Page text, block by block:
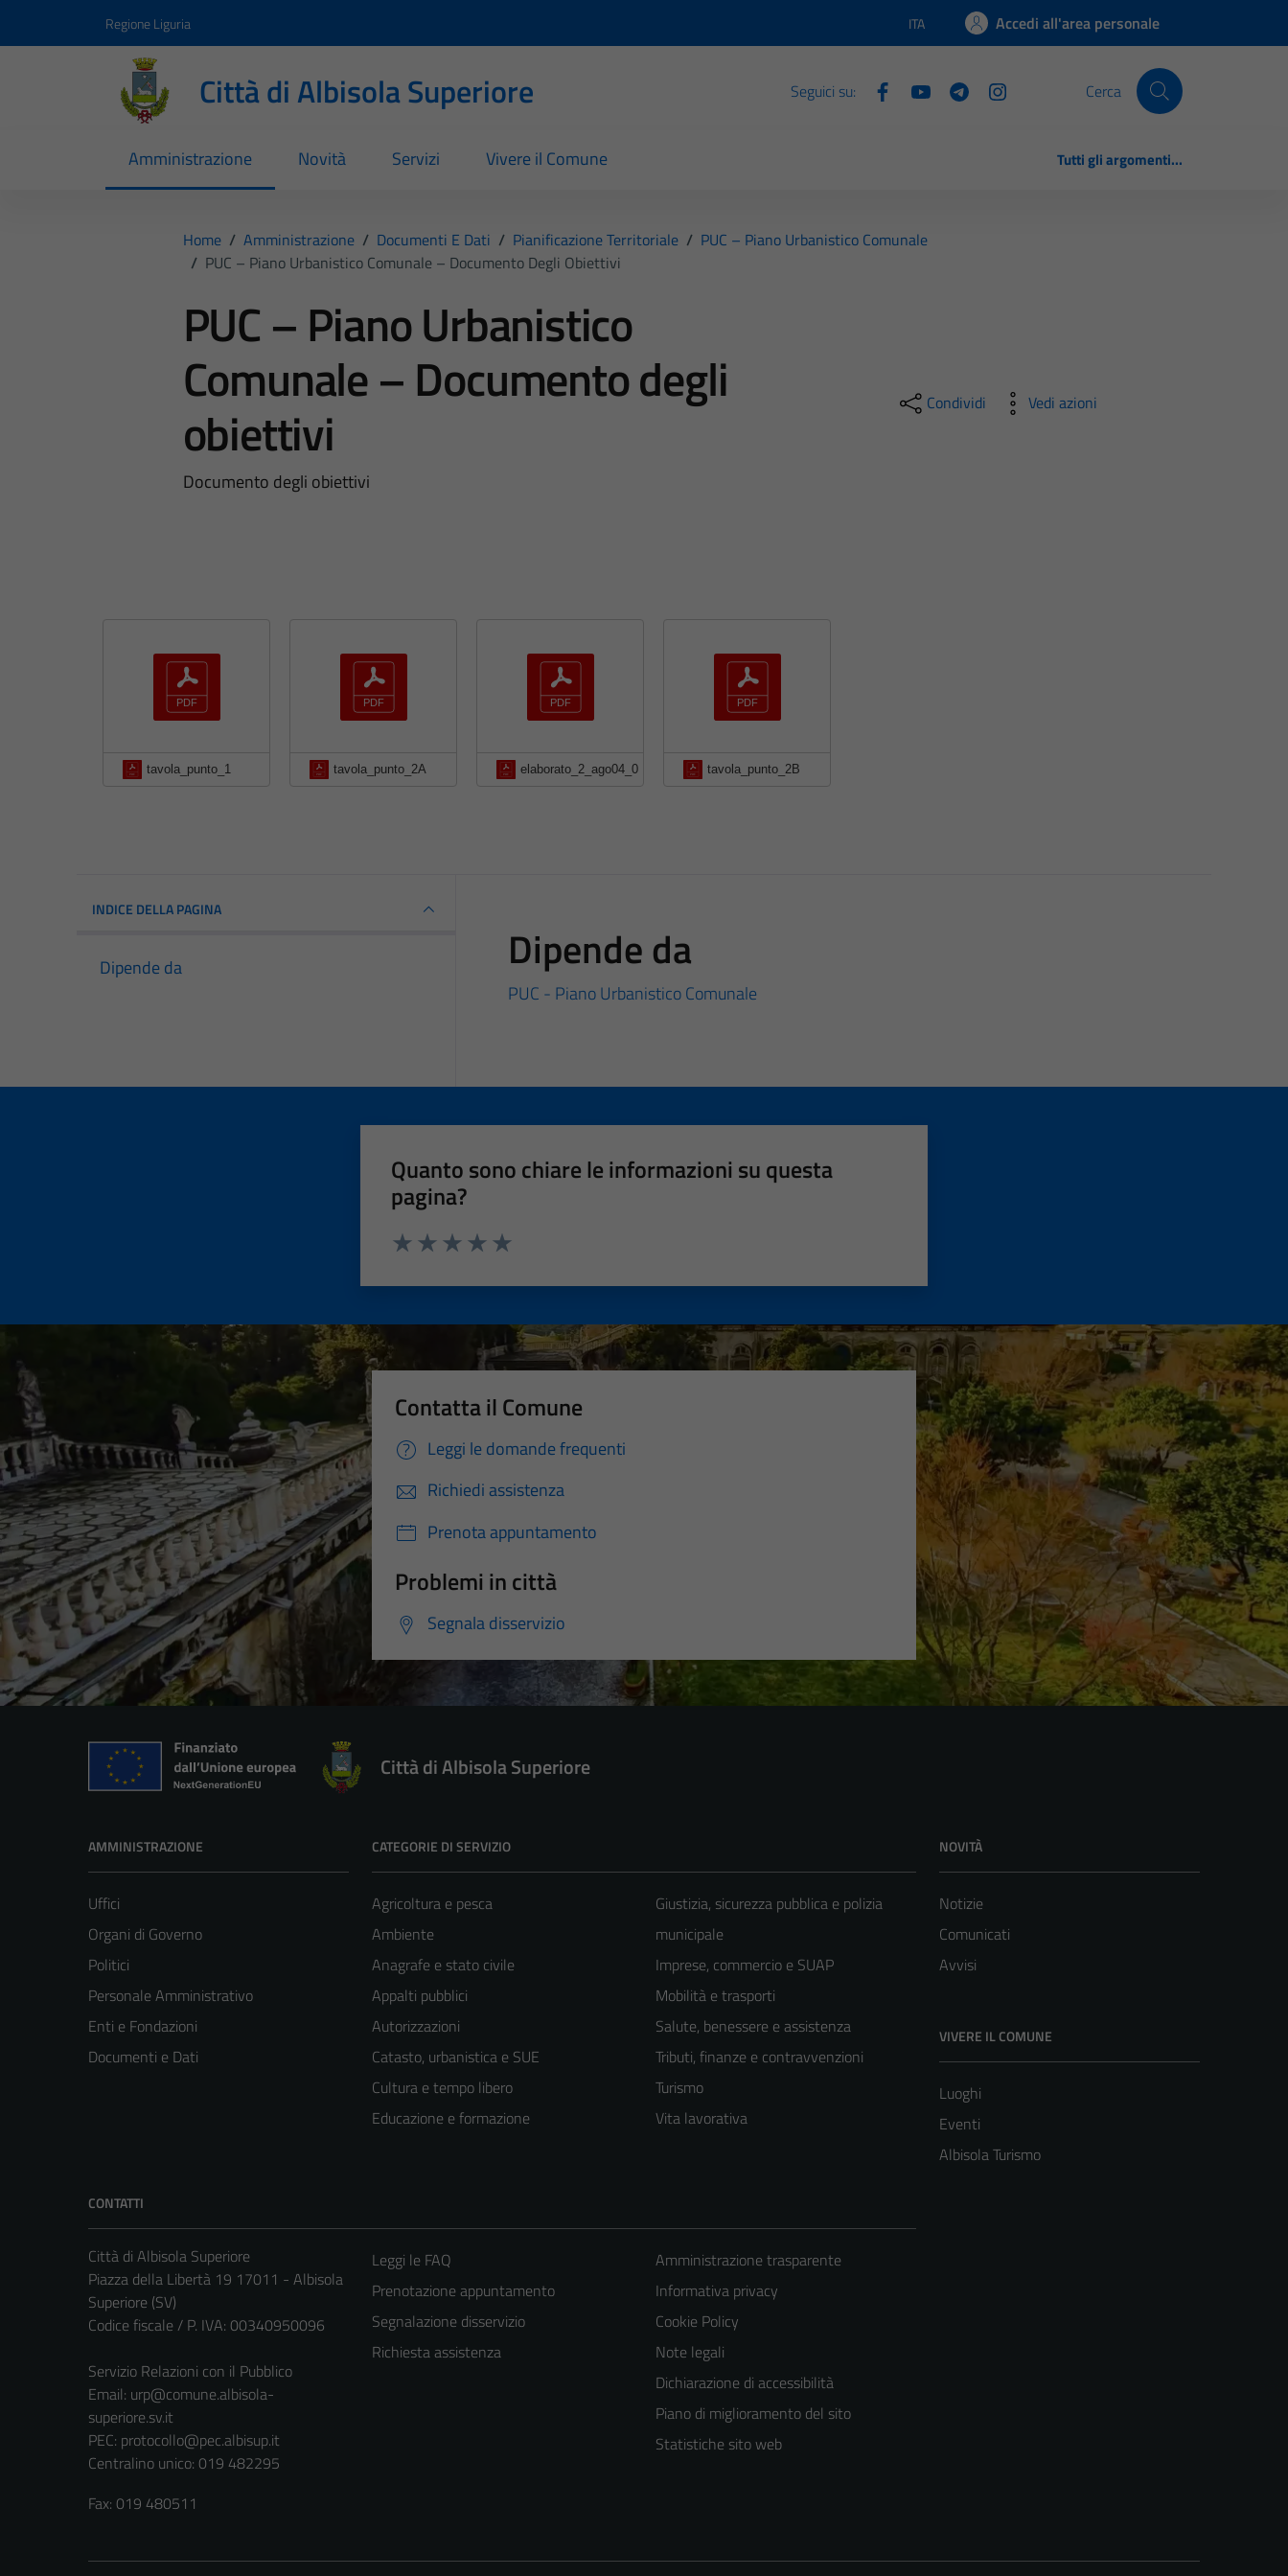
Regione Liguria Lingua attiva:
ITA Accedi all'area personale
Città di Albisola Superiore Seguici su: Cerca
Amministrazione Novità Servizi Vivere il Comune Tutti gli argomenti...
Home / Amministrazione / Documenti E Dati / Pianificazione Territoriale / PUC – Piano Urbanistico Comunale
/ PUC – Piano Urbanistico Comunale – Documento Degli Obiettivi
PUC – Piano Urbanistico
Comunale – Documento degli
obiettivi
Documento degli obiettivi
Condividi Vedi azioni
tavola_punto_1 tavola_punto_2A elaborato_2_ago04_0 tavola_punto_2B
INDICE DELLA PAGINA
Dipende da Dipende da
PUC - Piano Urbanistico Comunale
Quanto sono chiare le informazioni su questa
pagina?
Contatta il Comune
Leggi le domande frequenti
Richiedi assistenza
Prenota appuntamento
Problemi in città
Segnala disservizio
Città di Albisola Superiore
AMMINISTRAZIONE
Uffici
Organi di Governo
Politici
Personale Amministrativo
Enti e Fondazioni
Documenti e Dati
CATEGORIE DI SERVIZIO
Agricoltura e pesca
Ambiente
Anagrafe e stato civile
Appalti pubblici
Autorizzazioni
Catasto, urbanistica e SUE
Cultura e tempo libero
Educazione e formazione
Giustizia, sicurezza pubblica e polizia
municipale
Imprese, commercio e SUAP
Mobilità e trasporti
Salute, benessere e assistenza
Tributi, finanze e contravvenzioni
Turismo
Vita lavorativa
NOVITÀ
Notizie
Comunicati
Avvisi
VIVERE IL COMUNE
Luoghi
Eventi
Albisola Turismo
CONTATTI
Città di Albisola Superiore
Piazza della Libertà 19 17011 - Albisola
Superiore (SV)
Codice fiscale / P. IVA: 00340950096
Servizio Relazioni con il Pubblico
Email: urp@comune.albisola-
superiore.sv.it
PEC: protocollo@pec.albisup.it
Centralino unico: 019 482295
Fax: 019 480511
Leggi le FAQ
Prenotazione appuntamento
Segnalazione disservizio
Richiesta assistenza
Amministrazione trasparente
Informativa privacy
Cookie Policy
Note legali
Dichiarazione di accessibilità
Piano di miglioramento del sito
Statistiche sito web